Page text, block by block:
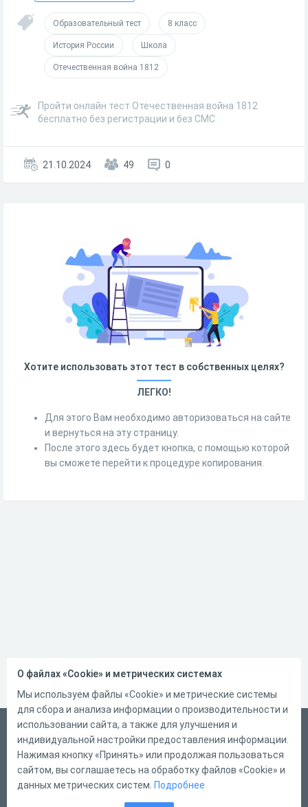
Образовательный тест 8 класс
История России Школа
Отечественная война 1812
Пройти онлайн тест Отечественная война 1812
бесплатно без регистрации и без СМС
21.10.2024 49 0
Хотите использовать этот тест в собственных целях?
ЛЕГКО!
Для этого Вам необходимо авторизоваться на сайте
и вернуться на эту страницу.
После этого здесь будет кнопка, с помощью которой
вы сможете перейти к процедуре копирования.
Русский
Справка
Форма обратной связи
О файлах «Cookie» и метрических системах
Мы используем файлы «Cookie» и метрические системы
для сбора и анализа информации о производительности и
использовании сайта, а также для улучшения и
индивидуальной настройки предоставления информации.
Нажимая кнопку «Принять» или продолжая пользоваться
сайтом, вы соглашаетесь на обработку файлов «Cookie» и
данных метрических систем. Подробнее